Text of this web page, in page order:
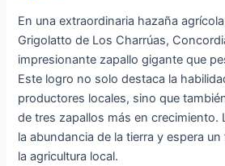
En una extraordinaria hazaña
Grigolatto de Los Charrúas,
impresionante zapallo gigante que
Este logro no solo destaca la
productores locales, sino que
de tres zapallos más en crecimiento.
la abundancia de la tierra y espera
la agricultura local.